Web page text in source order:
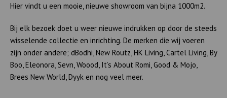
Hier vindt u een mooie, nieuwe showroom van bijna 1000m2.
Bij elk bezoek doet u weer nieuwe indrukken op door de steeds
wisselende collectie en inrichting. De merken die wij voeren
zijn onder andere; dBodhi, New Routz, HK Living, Cartel Living, By
Boo, Eleonora, Sevn, Woood, It’s About Romi, Good & Mojo,
Brees New World, Dyyk en nog veel meer.